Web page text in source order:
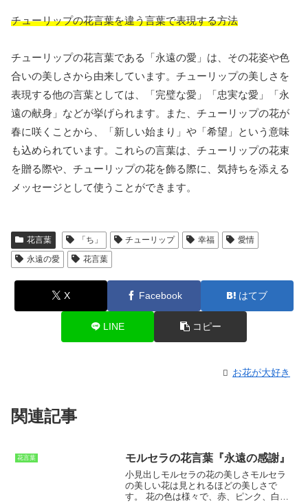
チューリップの花言葉を違う言葉で表現する方法
チューリップの花言葉である「永遠の愛」は、その花姿や色
合いの美しさから由来しています。チューリップの美しさを
表現する他の言葉としては、「完璧な愛」「忠実な愛」「永
遠の献身」などが挙げられます。また、チューリップの花が
春に咲くことから、「新しい始まり」や「希望」という意味
も込められています。これらの言葉は、チューリップの花束
を贈る際や、チューリップの花を飾る際に、気持ちを添える
メッセージとして使うことができます。
花言葉 「ち」 チューリップ 幸福
愛情
永遠の愛
花言葉
X Facebook はてブ
LINE コピー
お花が大好き
関連記事
花言葉 モルセラの花言葉『永遠の感謝』
小見出しモルセラの花の美しさ モルセラ
の美しい花は見とれるほどの美しさで
す。
花の色は様々で、赤、ピンク、白、